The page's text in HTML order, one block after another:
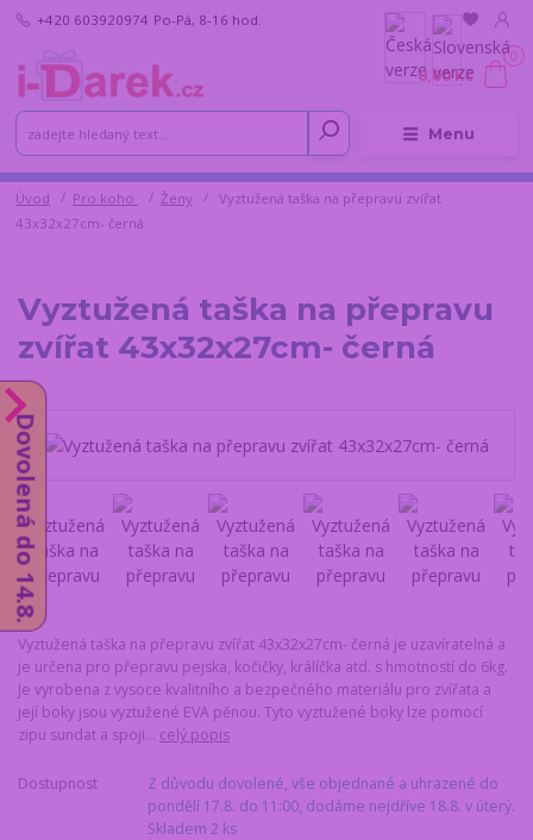
Menu
+420 603920974 Po-Pá, 8-16 hod.
0
0,00 Kč
Úvod Pro koho Ženy
Vyztužená taška na přepravu zvířat
43x32x27cm- černá
Vyztužená taška na přepravu
zvířat 43x32x27cm- černá
Vyztužená taška na přepravu zvířat 43x32x27cm- černá je uzavíratelná a
je určena pro přepravu pejska, kočičky, králíčka atd. s hmotností do 6kg.
Je vyrobena z vysoce kvalitního a bezpečného materiálu pro zvířata a
její boky jsou vyztužené EVA pěnou. Tyto vyztužené boky lze pomocí
zipu sundat a spoji... celý popis
Dostupnost
Z důvodu dovolené, vše objednané a uhrazené do
pondělí 17.8. do 11:00, dodáme nejdříve 18.8. v úterý.
Skladem 2 ks
Dovolená do 14.8.